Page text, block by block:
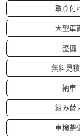
取り付
大型車
整備
無料見
納車
組み替
車検整